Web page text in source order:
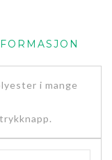
i mange